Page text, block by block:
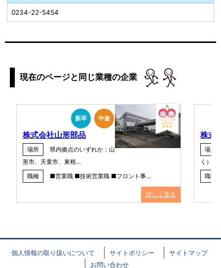
0234-22-5454
現在のページと同じ業種の企業
新卒 中途
株式会社山形部品
場所
県内拠点のいずれか：山
形市、天童市、東根…
職種
■営業職 ■技術営業職 ■フロント事…
詳しく見る
株式
場所
く）
職種
個人情報の取り扱いについて サイトポリシー
サイトマップ
お問い合わせ